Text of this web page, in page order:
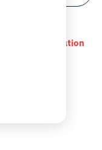
cette formation